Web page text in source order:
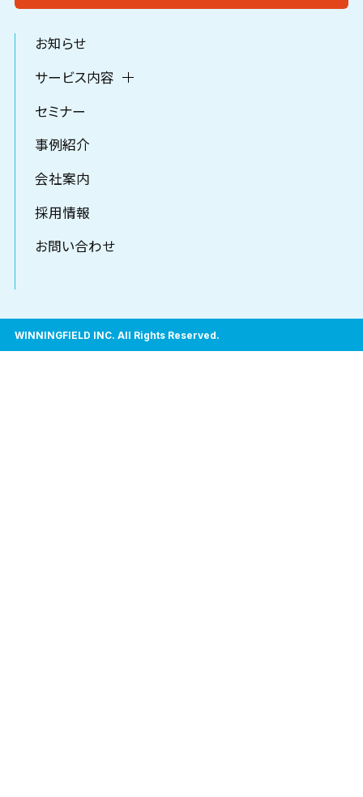
お知らせ
サービス内容
セミナー
事例紹介
会社案内
採用情報
お問い合わせ
WINNINGFIELD INC. All Rights Reserved.